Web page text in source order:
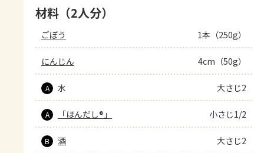
材料（2人分）
ごぼう 1本（250g）
にんじん 4cm（50g）
A 水 大さじ2
A 「ほんだし®」 小さじ1/2
B 酒 大さじ2